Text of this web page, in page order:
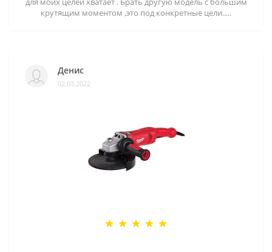
крутящим моментом ,это под конкретные цели.....
Денис
02.03.2022